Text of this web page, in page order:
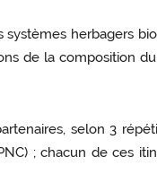
systèmes herbagers
de la composition
selon 3
; chacun de ces